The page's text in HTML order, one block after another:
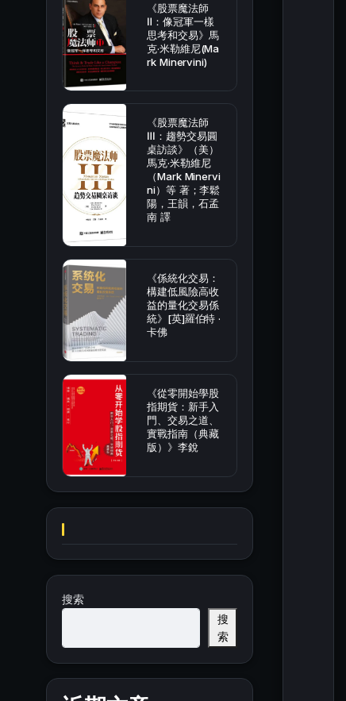
《股票魔法師
Ⅱ：像冠軍一樣
思考和交易》馬
克·米勒維尼(Ma
rk Minervini)
《股票魔法師
Ⅲ：趨勢交易圓
桌訪談》（美）
馬克·米勒維尼
（Mark Minervi
ni）等 著；李鬆
陽，王韻，石孟
南 譯
《係統化交易：
構建低風險高收
益的量化交易係
統》[英]羅伯特 ·
卡佛
《從零開始學股
指期貨：新手入
門、交易之道、
實戰指南（典藏
版）》李銳
搜索
搜
索